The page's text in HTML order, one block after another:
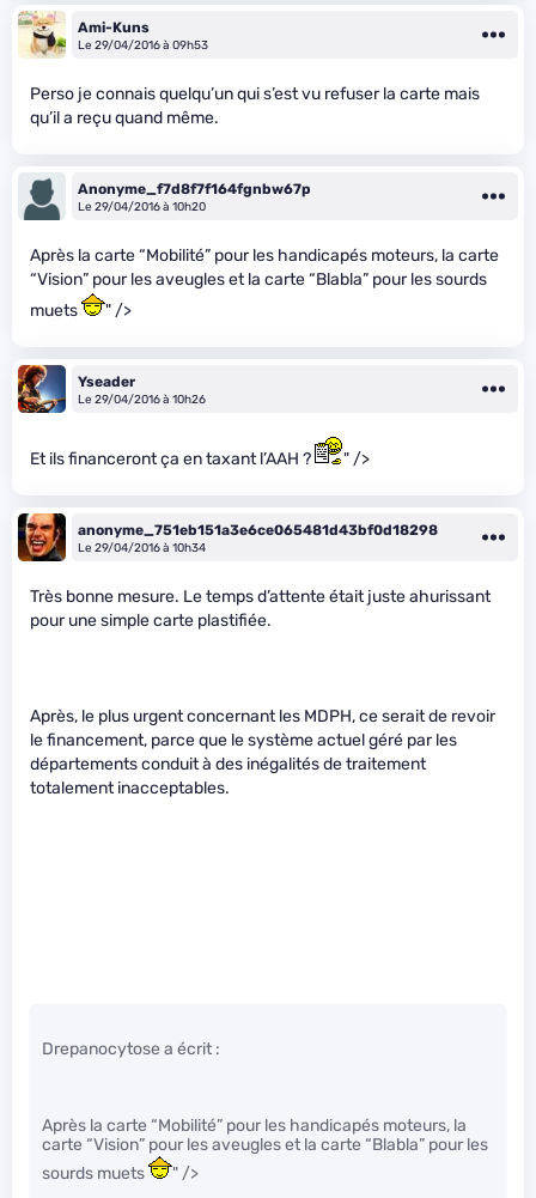
Ami-Kuns
Le 29/04/2016 à 09h53
Perso je connais quelqu’un qui s’est vu refuser la carte mais
qu’il a reçu quand même.
Anonyme_f7d8f7f164fgnbw67p
Le 29/04/2016 à 10h20
Après la carte “Mobilité” pour les handicapés moteurs, la carte
“Vision” pour les aveugles et la carte “Blabla” pour les sourds
muets
" />
Yseader
Le 29/04/2016 à 10h26
Et ils financeront ça en taxant l’AAH ? " />
anonyme_751eb151a3e6ce065481d43bf0d18298
Le 29/04/2016 à 10h34
Très bonne mesure. Le temps d’attente était juste ahurissant
pour une simple carte plastifiée.
Après, le plus urgent concernant les MDPH, ce serait de revoir
le financement, parce que le système actuel géré par les
départements conduit à des inégalités de traitement
totalement inacceptables.
Drepanocytose a écrit :
Après la carte “Mobilité” pour les handicapés moteurs, la
carte “Vision” pour les aveugles et la carte “Blabla” pour les
sourds muets
" />